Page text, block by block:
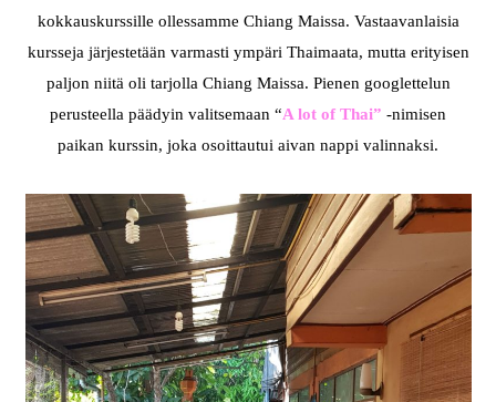
kokkauskurssille ollessamme Chiang Maissa. Vastaavanlaisia
kursseja järjestetään varmasti ympäri Thaimaata, mutta erityisen
paljon niitä oli tarjolla Chiang Maissa. Pienen googlettelun
perusteella päädyin valitsemaan “A lot of Thai” -nimisen
paikan kurssin, joka osoittautui aivan nappi valinnaksi.